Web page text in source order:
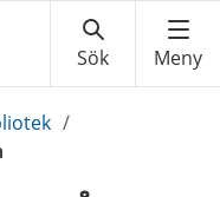
/